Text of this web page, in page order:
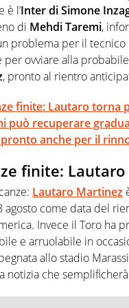
è l’Inter di Simone
di Mehdi Taremi,
problema per il tecnico
per ovviare alla
, pronto al rientro
finite: Lautaro torna
può recuperare
anche per il
finite:
Lautaro Martinez
agosto come data del
Invece il Toro ha
e arruolabile in
allo stadio
notizia che